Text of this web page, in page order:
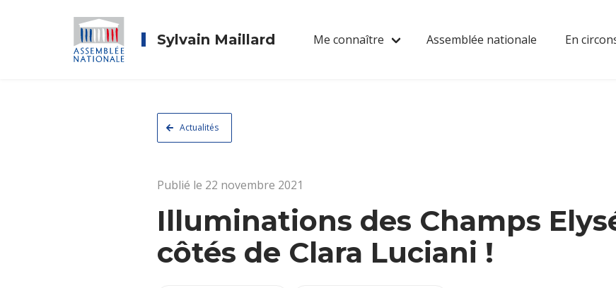
Sylvain Maillard Me connaître Assemblée nationale En
Actualités
Publié le 22 novembre 2021
Illuminations des Champs
côtés de Clara Luciani !